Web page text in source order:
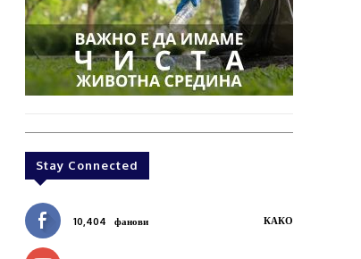
Stay Connected
10,404 фанови КАКО